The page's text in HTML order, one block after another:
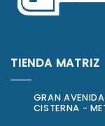
TIENDA MATRIZ
GRAN
CISTERNA -